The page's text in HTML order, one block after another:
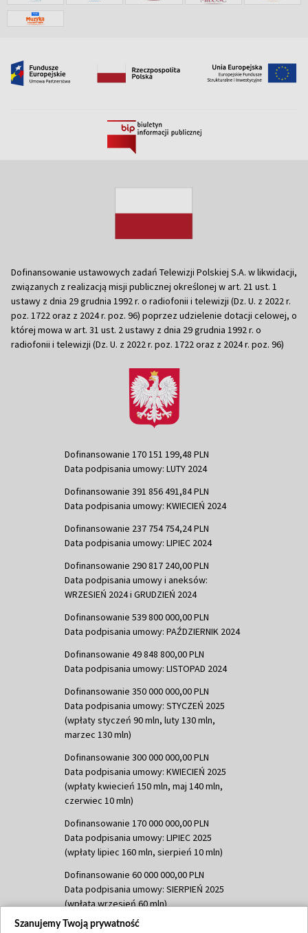
Dofinansowanie ustawowych zadań Telewizji Polskiej S.A. w likwidacji,
związanych z realizacją misji publicznej określonej w art. 21 ust. 1
ustawy z dnia 29 grudnia 1992 r. o radiofonii i telewizji (Dz. U. z 2022 r.
poz. 1722 oraz z 2024 r. poz. 96) poprzez udzielenie dotacji celowej, o
której mowa w art. 31 ust. 2 ustawy z dnia 29 grudnia 1992 r. o
radiofonii i telewizji (Dz. U. z 2022 r. poz. 1722 oraz z 2024 r. poz. 96)
Dofinansowanie 170 151 199,48 PLN
Data podpisania umowy: LUTY 2024
Dofinansowanie 391 856 491,84 PLN
Data podpisania umowy: KWIECIEŃ 2024
Dofinansowanie 237 754 754,24 PLN
Data podpisania umowy: LIPIEC 2024
Dofinansowanie 290 817 240,00 PLN
Data podpisania umowy i aneksów:
WRZESIEŃ 2024 i GRUDZIEŃ 2024
Dofinansowanie 539 800 000,00 PLN
Data podpisania umowy: PAŹDZIERNIK 2024
Dofinansowanie 49 848 800,00 PLN
Data podpisania umowy: LISTOPAD 2024
Dofinansowanie 350 000 000,00 PLN
Data podpisania umowy: STYCZEŃ 2025
(wpłaty styczeń 90 mln, luty 130 mln,
marzec 130 mln)
Dofinansowanie 300 000 000,00 PLN
Data podpisania umowy: KWIECIEŃ 2025
(wpłaty kwiecień 150 mln, maj 140 mln,
czerwiec 10 mln)
Dofinansowanie 170 000 000,00 PLN
Data podpisania umowy: LIPIEC 2025
(wpłaty lipiec 160 mln, sierpień 10 mln)
Dofinansowanie 60 000 000,00 PLN
Data podpisania umowy: SIERPIEŃ 2025
(wpłata wrzesień 60 mln)
Dofinansowanie 635 783 051,21 PLN
Szanujemy Twoją prywatność